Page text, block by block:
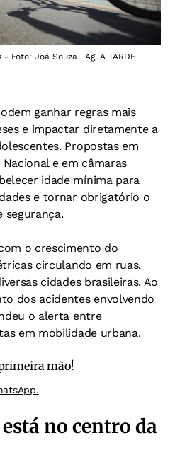
Foto: Joá Souza | Ag. A TARDE
ganhar regras mais
e impactar diretamente a
Propostas em
e em câmaras
idade mínima para
e tornar obrigatório o
segurança.
o crescimento do
circulando em ruas,
cidades brasileiras. Ao
dos acidentes envolvendo
o alerta entre
em mobilidade urbana.
mão!
no centro da